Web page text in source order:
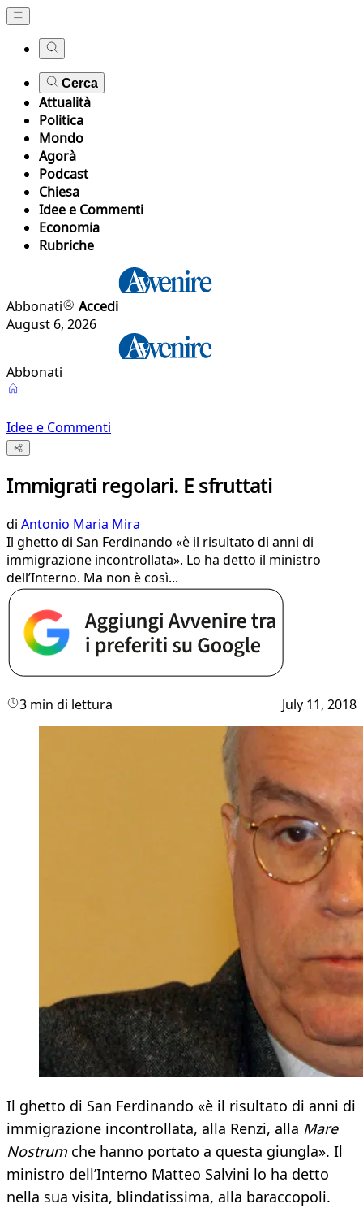
Cerca
Attualità
Politica
Mondo
Agorà
Podcast
Chiesa
Idee e Commenti
Economia
Rubriche
Abbonati
Accedi
August 6, 2026
Abbonati
Idee e Commenti
Immigrati regolari. E sfruttati
di Antonio Maria Mira
Il ghetto di San Ferdinando «è il risultato di anni di
immigrazione incontrollata». Lo ha detto il ministro
dell’Interno. Ma non è così...
3 min di lettura July 11, 2018
Il ghetto di San Ferdinando «è il risultato di anni di
immigrazione incontrollata, alla Renzi, alla Mare
Nostrumche hanno portato a questa giungla». Il
ministro dell’Interno Matteo Salvini lo ha detto
nella sua visita, blindatissima, alla baraccopoli.